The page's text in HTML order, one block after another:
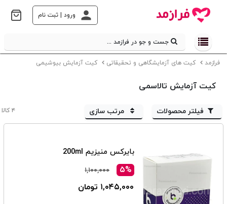
ورود | ثبت نام
جست و جو در فرازمد ...
فرازمد کیت های آزمایشگاهی و تحقیقاتی کیت آزمایش بیوشیمی
کیت آزمایش تالاسمی
فیلتر محصولات مرتب سازی ۴ کالا
بایرکس منیزیم 200ml
۵% ۱,۱۰۰,۰۰۰
۱,۰۴۵,۰۰۰ تومان